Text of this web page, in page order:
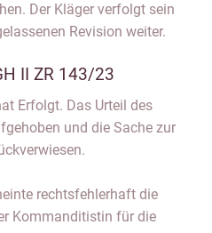
Der Kläger verfolgt sein
Revision weiter.
II ZR 143/23
Erfolgt. Das Urteil des
und die Sache zur
rechtsfehlerhaft die
Kommanditistin für die